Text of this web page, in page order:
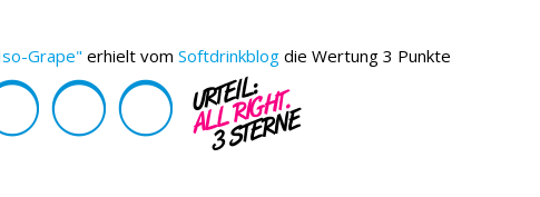
Grape" erhielt vom Softdrinkblog die Wertung 3 Punkte